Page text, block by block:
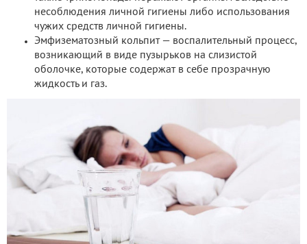
несоблюдения личной гигиены либо использования
чужих средств личной гигиены.
Эмфизематозный кольпит — воспалительный процесс,
возникающий в виде пузырьков на слизистой
оболочке, которые содержат в себе прозрачную
жидкость и газ.